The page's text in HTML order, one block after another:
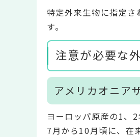
特定外来生物に指定
す。
注意が必要な
アメリカオニア
ヨーロッパ原産の1、2
7月から10月頃に、在